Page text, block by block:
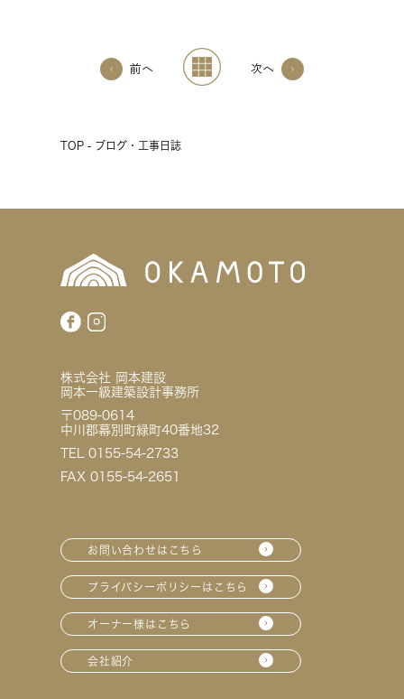
前へ 次へ
TOP - ブログ・工事日誌
株式会社 岡本建設
岡本一級建築設計事務所
〒089-0614
中川郡幕別町緑町40番地32
TEL 0155-54-2733
FAX 0155-54-2651
お問い合わせはこちら
プライバシーポリシーはこちら
オーナー様はこちら
会社紹介